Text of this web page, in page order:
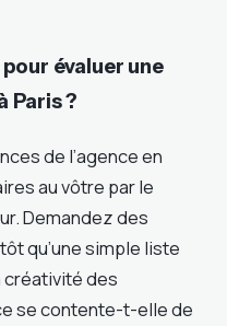
évaluer une
Paris ?
de l’agence en
au vôtre par le
Demandez des
qu’une simple liste
créativité des
se contente-t-elle de